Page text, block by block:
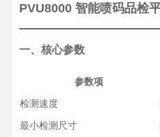
PVU8000 智能喷码品检
一、核心参数
参数项
检测速度
最小检测尺寸